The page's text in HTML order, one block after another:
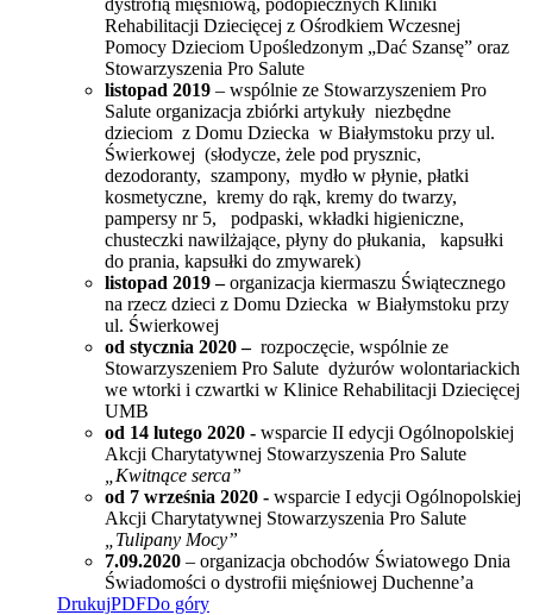
Rehabilitacji Dziecięcej z Ośrodkiem Wczesnej
Pomocy Dzieciom Upośledzonym „Dać Szansę” oraz
Stowarzyszenia Pro Salute
listopad 2019 – wspólnie ze Stowarzyszeniem Pro
Salute organizacja zbiórki artykuły niezbędne
dzieciom z Domu Dziecka w Białymstoku przy ul.
Świerkowej (słodycze, żele pod prysznic,
dezodoranty, szampony, mydło w płynie, płatki
kosmetyczne, kremy do rąk, kremy do twarzy,
pampersy nr 5, podpaski, wkładki higieniczne,
chusteczki nawilżające, płyny do płukania, kapsułki
do prania, kapsułki do zmywarek)
listopad 2019 –organizacja kiermaszu Świątecznego
na rzecz dzieci z Domu Dziecka w Białymstoku przy
ul. Świerkowej
od stycznia 2020 –rozpoczęcie, wspólnie ze
Stowarzyszeniem Pro Salute dyżurów wolontariackich
we wtorki i czwartki w Klinice Rehabilitacji Dziecięcej
UMB
od 14 lutego 2020 - wsparcie II edycji Ogólnopolskiej
Akcji Charytatywnej Stowarzyszenia Pro Salute
„Kwitnące serca”
od 7 września 2020 - wsparcie I edycji Ogólnopolskiej
Akcji Charytatywnej Stowarzyszenia Pro Salute
„Tulipany Mocy”
7.09.2020 – organizacja obchodów Światowego Dnia
Świadomości o dystrofii mięśniowej Duchenne’a
DrukujPDFDo góry